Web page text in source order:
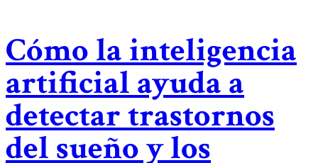
Cómo la inteligencia
artificial ayuda a
detectar trastornos
del sueño y los